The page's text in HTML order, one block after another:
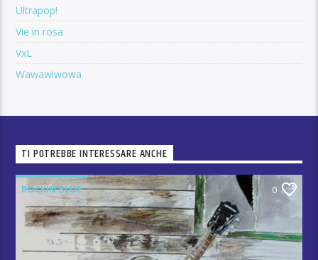
Ultrapop!
Vie in rosa
VxL
Wawawiwowa
TI POTREBBE INTERESSARE ANCHE
ROCKIN'BLUE 0